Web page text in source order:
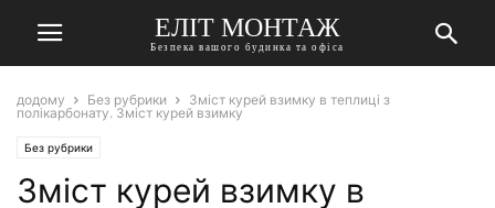
ЕЛІТ МОНТАЖ
Безпека вашого будинка та офіса
додому Без рубрики
Зміст курей взимку в теплиці з
полікарбонату. Зміст курей взимку
Без рубрики
Зміст курей взимку в